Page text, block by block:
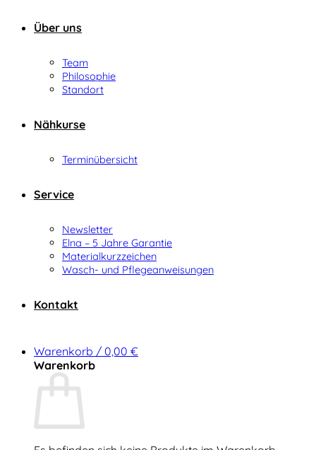
Über uns
Team
Philosophie
Standort
Nähkurse
Terminübersicht
Service
Newsletter
Elna – 5 Jahre Garantie
Materialkurzzeichen
Wasch- und Pflegeanweisungen
Kontakt
Warenkorb / 0,00 €
Warenkorb